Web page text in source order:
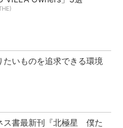
たいものを追求できる環境
ス書最新刊『北極星 僕た